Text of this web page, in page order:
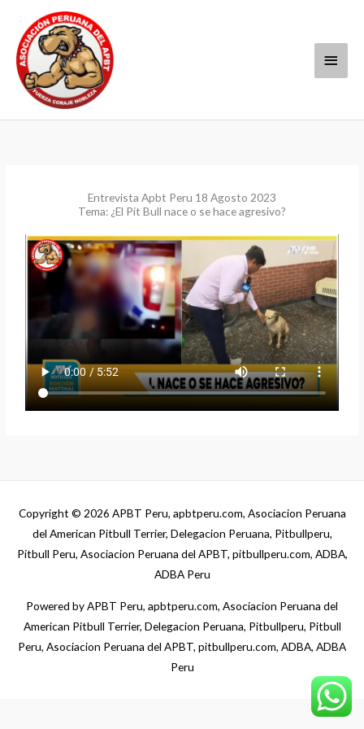
contenido
Entrevista Apbt Peru 18 Agosto 2023
Tema: ¿El Pit Bull nace o se hace agresivo?
Copyright © 2026 APBT Peru, apbtperu.com, Asociacion Peruana
del American Pitbull Terrier, Delegacion Peruana, Pitbullperu,
Pitbull Peru, Asociacion Peruana del APBT, pitbullperu.com, ADBA,
ADBA Peru
Powered byAPBT Peru, apbtperu.com, Asociacion Peruana del
American Pitbull Terrier, Delegacion Peruana, Pitbullperu, Pitbull
Peru, Asociacion Peruana del APBT, pitbullperu.com, ADBA, ADBA
Peru